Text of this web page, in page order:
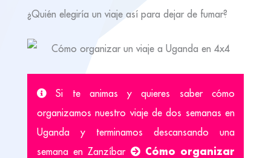
¿Quién elegiría un viaje así para dejar de fumar?
Si te animas y quieres saber cómo
organizamos nuestro viaje de dos semanas en
Uganda y terminamos descansando una
semana en Zanzíbar
Cómo organizar